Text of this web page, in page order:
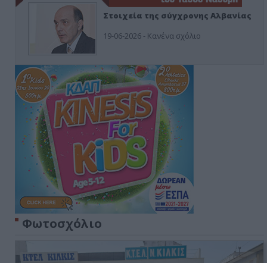
Στοιχεία της σύγχρονης Αλβανίας
19-06-2026 - Κανένα σχόλιο
Φωτοσχόλιο